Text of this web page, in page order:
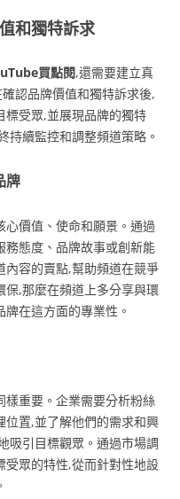
和獨特訴求
買點閱,還需要建立真
認品牌價值和獨特訴求後,
標受眾,並展現品牌的獨特
持續監控和調整頻道策略。
牌
價值、使命和願景。通過
務態度、品牌故事或創新能
內容的賣點,幫助頻道在競爭
,那麼在頻道上多分享與環
在這方面的專業性。
樣重要。企業需要分析粉絲
置,並了解他們的需求和興
吸引目標觀眾。通過市場調
眾的特性,從而針對性地設